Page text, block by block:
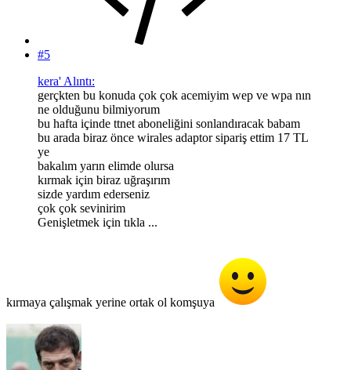
#5
kera' Alıntı:
gerçkten bu konuda çok çok acemiyim wep ve wpa nın
ne olduğunu bilmiyorum
bu hafta içinde ttnet aboneliğini sonlandıracak babam
bu arada biraz önce wirales adaptor sipariş ettim 17 TL
ye
bakalım yarın elimde olursa
kırmak için biraz uğraşırım
sizde yardım ederseniz
çok çok sevinirim
Genişletmek için tıkla ...
kırmaya çalışmak yerine ortak ol komşuya